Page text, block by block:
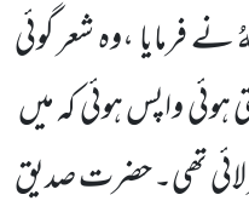
نے فرمایا ،وہ شعر گوئی
ہوئی واپس ہوئی کہ میں
تھی۔ حضرت صدیق